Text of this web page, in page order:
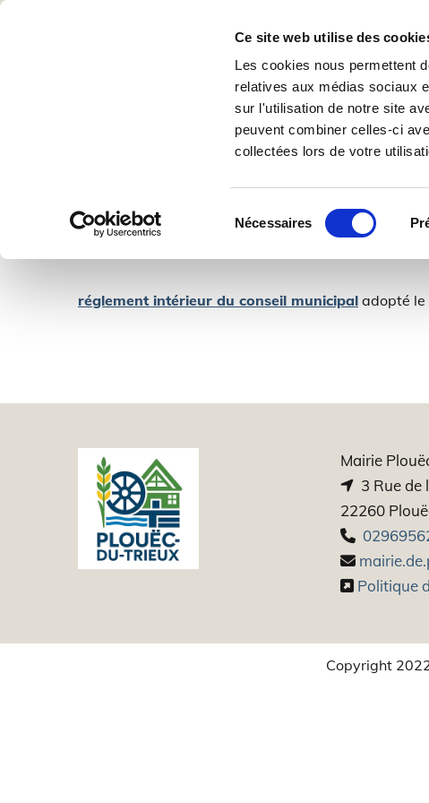
Ce site web utilise des
Les cookies nous permettent
relatives aux médias sociaux
sur l'utilisation de notre site
peuvent combiner celles-ci
collectées lors de votre
du
Nécessaires
Toutes les actualités à venir sous la
Nous
réglement intérieur du conseil municipal adopté le
Mairie
3 Rue de
22260


 Politique
Copyright